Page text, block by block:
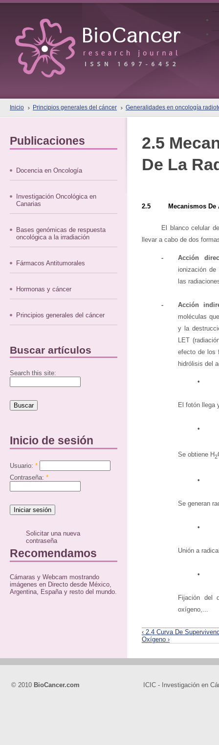
Inicio Principios generales del cáncer Generalidades en oncología
Publicaciones
Docencia en Oncología
Investigación Oncológica en
Canarias
Bases genómicas de respuesta
oncológica a la irradiación
Fármacos Antitumorales
Hormonas y cáncer
Principios generales del cáncer
Buscar artículos
Search this site:
Inicio de sesión
Usuario: *
Contraseña: *
Solicitar una nueva
contraseña
Recomendamos
Cámaras y Webcam mostrando
imágenes en Directo desde México,
Argentina, España y resto del mundo.
2.5
De La
2.5 Mecanismos De
El blanco celular
llevar a cabo de dos
-
Acción
ionización
las
-
Acción
moléculas
y la
LET
efecto de los
hidrólisis del
•
El fotón llega
•
Se obtiene H2
•
Se generan
•
Unión a
•
Fijación del
oxígeno,...
‹ 2.4 Curva De
Oxígeno ›
© 2010 BioCancer.com ICIC - Investigación en